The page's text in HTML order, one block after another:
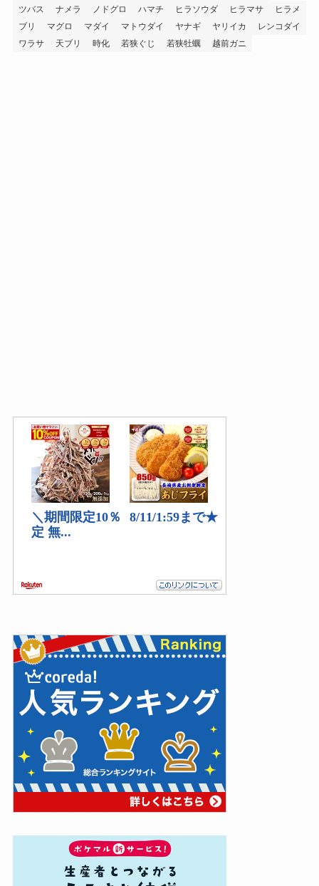
ツバス ナメラ ノドグロ ハマチ ヒラソウダ ヒラマサ
ヒラメ
ブリ
マグロ マダイ マトウダイ ヤナギ ヤリイカ
レンコダイ
ワラサ
天ブリ 時化 若狭ぐじ 若狭牡蠣 越前ガニ